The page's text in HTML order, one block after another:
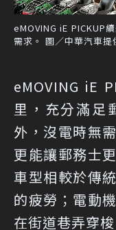
eMOVING iE PICKUP
需求。 圖／中華汽車提
eMOVING iE
里，充分滿足
外，沒電時無
更能讓郵務士
車型相較於傳
的疲勞；電動
在街道巷弄穿